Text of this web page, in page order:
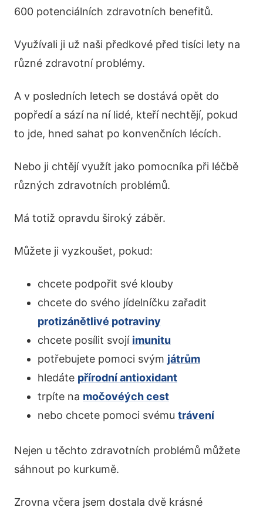
600 potenciálních zdravotních benefitů.
Využívali ji už naši předkové před tisíci lety na
různé zdravotní problémy.
A v posledních letech se dostává opět do
popředí a sází na ní lidé, kteří nechtějí, pokud
to jde, hned sahat po konvenčních lécích.
Nebo ji chtějí využít jako pomocníka při léčbě
různých zdravotních problémů.
Má totiž opravdu široký záběr.
Můžete ji vyzkoušet, pokud:
chcete podpořit své klouby
chcete do svého jídelníčku zařadit
protizánětlivé potraviny
chcete posílit svojí imunitu
potřebujete pomoci svým játrům
hledáte přírodní antioxidant
trpíte na močovéých cest
nebo chcete pomoci svému trávení
Nejen u těchto zdravotních problémů můžete
sáhnout po kurkumě.
Zrovna včera jsem dostala dvě krásné